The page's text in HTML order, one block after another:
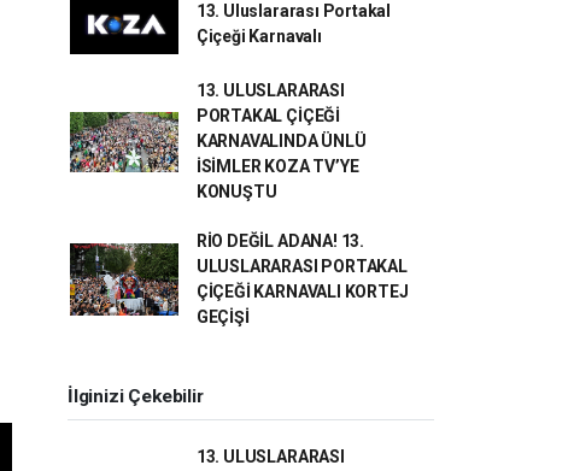
13. Uluslararası Portakal
Çiçeği Karnavalı
13. ULUSLARARASI
PORTAKAL ÇİÇEĞİ
KARNAVALINDA ÜNLÜ
İSİMLER KOZA TV’YE
KONUŞTU
RİO DEĞİL ADANA! 13.
ULUSLARARASI PORTAKAL
ÇİÇEĞİ KARNAVALI KORTEJ
GEÇİŞİ
İlginizi Çekebilir
13. ULUSLARARASI